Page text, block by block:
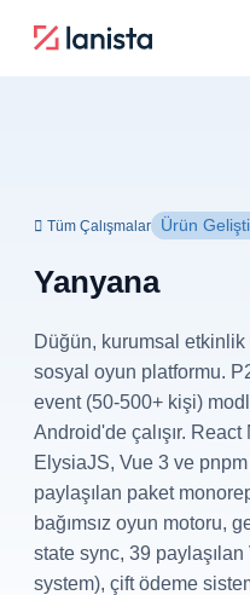
Tüm Çalışmalar Ürün
Yanyana
Düğün, kurumsal
sosyal oyun platformu.
event (50-500+ kişi)
Android'de çalışır.
ElysiaJS, Vue 3 ve
paylaşılan paket
bağımsız oyun motoru,
state sync, 39
system), çift ödeme